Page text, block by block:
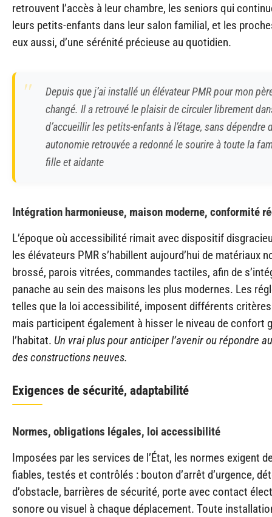
retrouvent l’accès à leur chambre, les seniors qui
leurs petits-enfants dans leur salon familial, et les
eux aussi, d’une sérénité précieuse au quotidien.
Depuis que j’ai installé un élévateur PMR pour mon
changé. Il a retrouvé le plaisir de circuler librement
d’accueillir les petits-enfants à l’étage, sans dépendre
autonomie retrouvée a redonné le sourire à toute la
fille et aidante
Intégration harmonieuse, maison moderne, conformité
L’époque où accessibilité rimait avec dispositif
les élévateurs PMR s’habillent aujourd’hui de matériaux
brossé, parois vitrées, commandes tactiles, afin de
panache au sein des maisons les plus modernes. Les
telles que la loi accessibilité, imposent différents
mais participent également à hisser le niveau de confort
l’habitat. Un vrai plus pour anticiper l’avenir ou répondre
des constructions neuves.
Exigences de sécurité, adaptabilité
Normes, obligations légales, loi accessibilité
Imposées par les services de l’État, les normes exigent
fiables, testés et contrôlés : bouton d’arrêt d’urgence,
d’obstacle, barrières de sécurité, porte avec contact
sonore ou visuel à chaque déplacement. Toute